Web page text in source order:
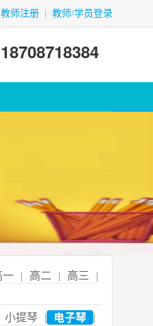
教师注册 教师/学员登录
一 | 高二 | 高三
|
小提琴 | 电子琴
|